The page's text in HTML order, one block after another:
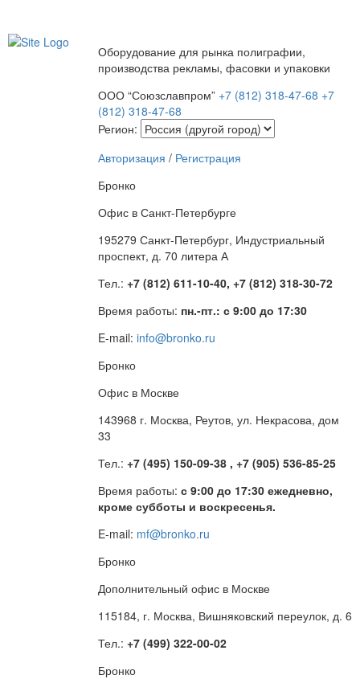
Оборудование для рынка полиграфии,
производства рекламы, фасовки и упаковки
ООО “Союзславпром” +7 (812) 318-47-68 +7
(812) 318-47-68
Регион:
Авторизация / Регистрация
Бронко
Офис в Санкт-Петербурге
195279 Санкт-Петербург, Индустриальный
проспект, д. 70 литера А
Тел.: +7 (812) 611-10-40, +7 (812) 318-30-72
Время работы: пн.-пт.: с 9:00 до 17:30
E-mail: info@bronko.ru
Бронко
Офис в Москве
143968 г. Москва, Реутов, ул. Некрасова, дом
33
Тел.: +7 (495) 150-09-38 , +7 (905) 536-85-25
Время работы: с 9:00 до 17:30 ежедневно,
кроме субботы и воскресенья.
E-mail: mf@bronko.ru
Бронко
Дополнительный офис в Москве
115184, г. Москва, Вишняковский переулок, д. 6
Тел.: +7 (499) 322-00-02
Бронко